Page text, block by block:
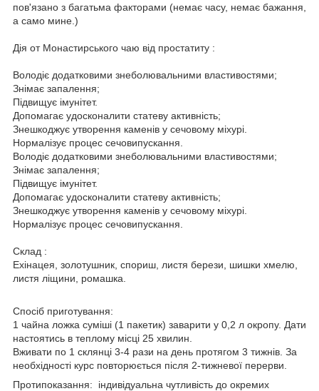
пов'язано з багатьма факторами (немає часу, немає бажання,
а само мине.)
Дія от Монастирського чаю від простатиту :
Володіє додатковими знеболювальними властивостями;
Знімає запалення;
Підвищує імунітет.
Допомагає удосконалити статеву активність;
Знешкоджує утворення каменів у сечовому міхурі.
Нормалізує процес сечовипускання.
Володіє додатковими знеболювальними властивостями;
Знімає запалення;
Підвищує імунітет.
Допомагає удосконалити статеву активність;
Знешкоджує утворення каменів у сечовому міхурі.
Нормалізує процес сечовипускання.
Склад :
Ехінацея, золотушник, спориш, листя берези, шишки хмелю,
листя ліщини, ромашка.
Спосіб приготування:
1 чайна ложка суміші (1 пакетик) заварити у 0,2 л окропу. Дати
настоятись в теплому місці 25 хвилин.
Вживати по 1 склянці 3-4 рази на день протягом 3 тижнів. За
необхідності курс повторюється після 2-тижневої перерви.
Протипоказання: індивідуальна чутливість до окремих